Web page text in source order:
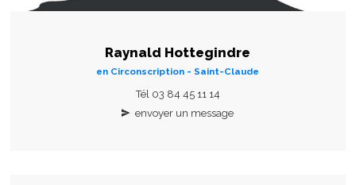
Raynald Hottegindre
en Circonscription - Saint-Claude
Tél 03 84 45 11 14
envoyer un message